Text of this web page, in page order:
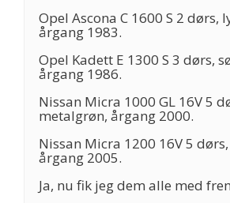
Opel Ascona C 1600 S 2 dørs,
årgang 1983.
Opel Kadett E 1300 S 3 dørs,
årgang 1986.
Nissan Micra 1000 GL 16V 5
metalgrøn, årgang 2000.
Nissan Micra 1200 16V 5
årgang 2005.
Ja, nu fik jeg dem alle med